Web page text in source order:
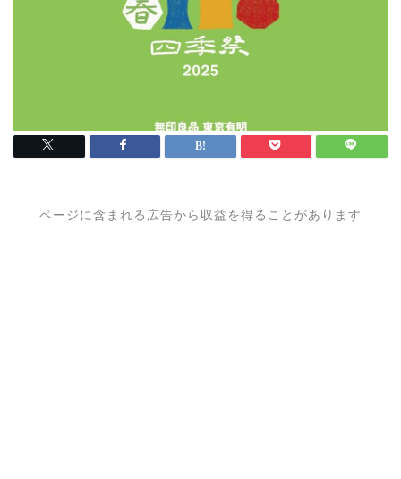
ページに含まれる広告から収益を得ることがあります